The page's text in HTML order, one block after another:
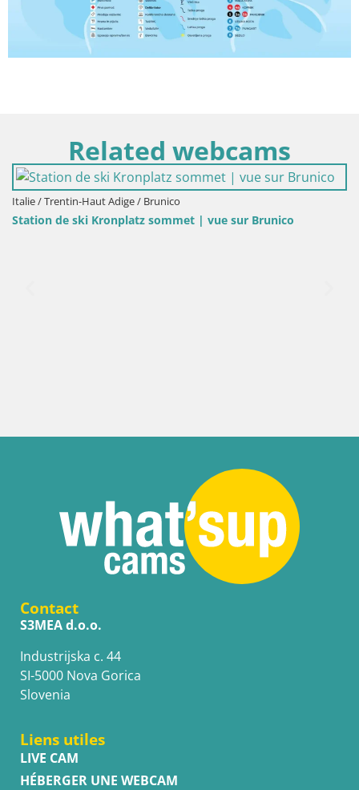
Related webcams
Italie / Trentin-Haut Adige / Brunico
Station de ski Kronplatz sommet | vue sur Brunico
Contact
S3MEA d.o.o.
Industrijska c. 44
SI-5000 Nova Gorica
Slovenia
Liens utiles
LIVE CAM
HÉBERGER UNE WEBCAM